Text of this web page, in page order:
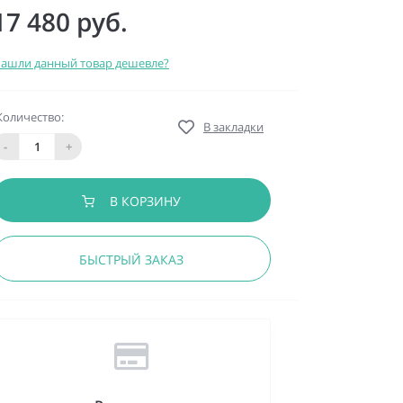
480 руб.
данный товар дешевле?
-
+
В закладки
В КОРЗИНУ
БЫСТРЫЙ ЗАКАЗ